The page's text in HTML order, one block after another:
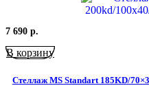
7 690 р.
В корзину
Стеллаж MS Standart 185KD/